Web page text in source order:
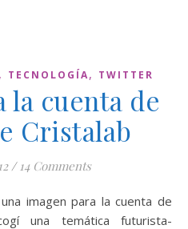
, TECNOLOGÍA, TWITTER
la cuenta de
Cristalab
/ 14 Comments
una temática futurista-